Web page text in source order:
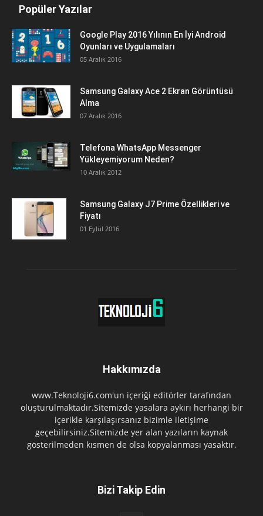
Popüler Yazılar
Google Play 2016 Yılının En İyi Android
Oyunları ve Uygulamaları
05 Aralık 2016
Samsung Galaxy Ace 2 Ekran Görüntüsü
Alma
07 Aralık 2016
Telefona WhatsApp Messenger
Yükleyemiyorum Neden?
10 Aralık 2012
Samsung Galaxy J7 Prime Özellikleri ve
Fiyatı
01 Eylül 2016
Hakkımızda
www.Teknoloji6.com'un içeriği editörler tarafından
oluşturulmaktadır.Sitemizde yasalara aykırı herhangi bir
içerikle karşılaşırsanız bizimle iletişime
geçebilirsiniz.Sitemizde yer alan yazıların kaynak
gösterilmeden kısmen de olsa kopyalanması yasaktır.
Bizi Takip Edin